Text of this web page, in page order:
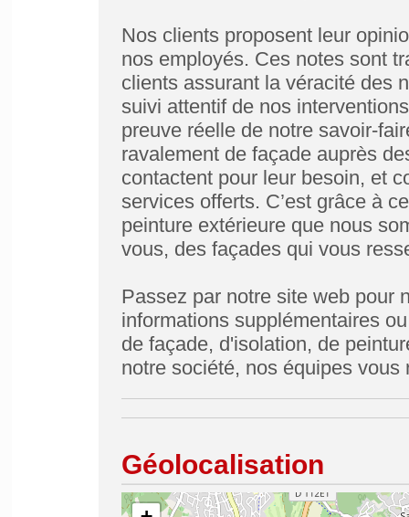
Nos clients proposent leur
nos employés. Ces notes sont
clients assurant la véracité des
suivi attentif de nos
preuve réelle de notre savoir-
ravalement de façade auprès
contactent pour leur besoin, et
services offerts. C’est grâce à
peinture extérieure que nous
vous, des façades qui vous
Passez par notre site web pour
informations supplémentaires
de façade, d'isolation, de
notre société, nos équipes
Géolocalisation